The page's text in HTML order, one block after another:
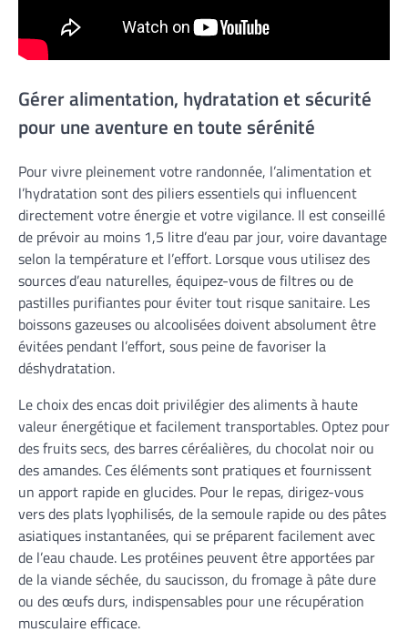
Gérer alimentation, hydratation et sécurité
pour une aventure en toute sérénité
Pour vivre pleinement votre randonnée, l’alimentation et
l’hydratation sont des piliers essentiels qui influencent
directement votre énergie et votre vigilance. Il est conseillé
de prévoir au moins 1,5 litre d’eau par jour, voire davantage
selon la température et l’effort. Lorsque vous utilisez des
sources d’eau naturelles, équipez-vous de filtres ou de
pastilles purifiantes pour éviter tout risque sanitaire. Les
boissons gazeuses ou alcoolisées doivent absolument être
évitées pendant l’effort, sous peine de favoriser la
déshydratation.
Le choix des encas doit privilégier des aliments à haute
valeur énergétique et facilement transportables. Optez pour
des fruits secs, des barres céréalières, du chocolat noir ou
des amandes. Ces éléments sont pratiques et fournissent
un apport rapide en glucides. Pour le repas, dirigez-vous
vers des plats lyophilisés, de la semoule rapide ou des pâtes
asiatiques instantanées, qui se préparent facilement avec
de l’eau chaude. Les protéines peuvent être apportées par
de la viande séchée, du saucisson, du fromage à pâte dure
ou des œufs durs, indispensables pour une récupération
musculaire efficace.